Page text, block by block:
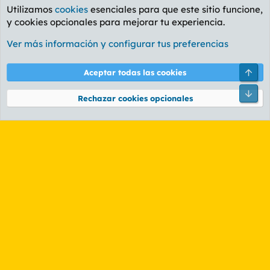
Foro General
Cookies
PL OLDSTYLE AMARILLO
Términos y reglas Política de privacidad Ayuda
Community platform by XenForo® © 2010-2026 XenForo Ltd.
Utilizamos cookies esenciales para que este sitio funcione,
y cookies opcionales para mejorar tu experiencia.
Ver más información y configurar tus preferencias
Aceptar todas las cookies
Rechazar cookies opcionales
Pie